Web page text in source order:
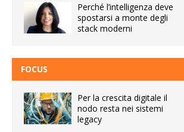
Perché l’intelligenza deve
spostarsi a monte degli
stack moderni
FOCUS
Per la crescita digitale il
nodo resta nei sistemi
legacy